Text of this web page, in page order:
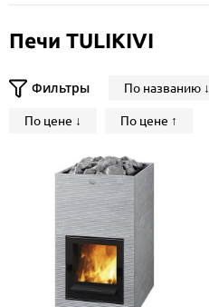
Печи TULIKIVI
Фильтры По названию ↓
По цене ↓ По цене ↑